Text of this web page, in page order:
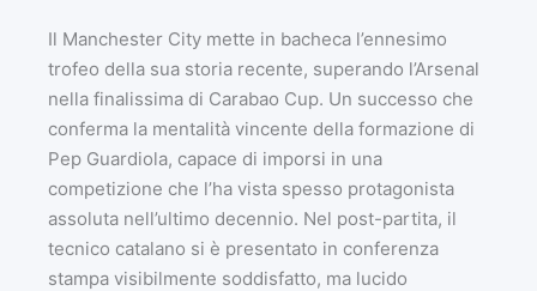
Il Manchester City mette in bacheca l’ennesimo
trofeo della sua storia recente, superando l’Arsenal
nella finalissima di Carabao Cup. Un successo che
conferma la mentalità vincente della formazione di
Pep Guardiola, capace di imporsi in una
competizione che l’ha vista spesso protagonista
assoluta nell’ultimo decennio. Nel post-partita, il
tecnico catalano si è presentato in conferenza
stampa visibilmente soddisfatto, ma lucido